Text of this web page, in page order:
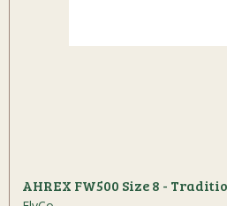
AHREX FW500 Size 8 -